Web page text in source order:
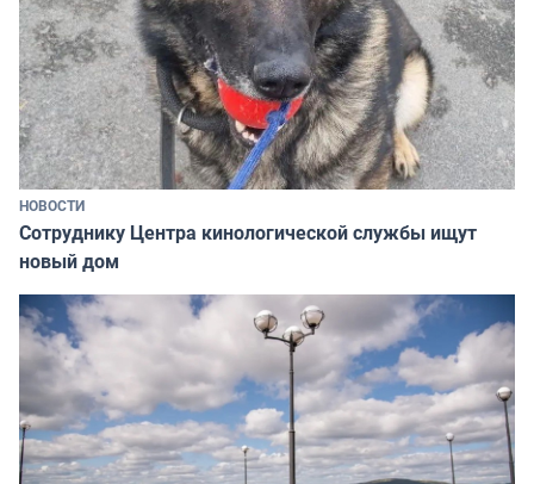
НОВОСТИ
Сотруднику Центра кинологической службы ищут
новый дом